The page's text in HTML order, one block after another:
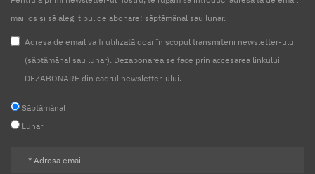
mai jos și să alegi tipul de abonare: săptămânal sau lunar.
Adresa de email va fi utilizată doar în scopul transmiterii newsletter-ului
(săptămânal sau lunar). Dezabonarea se face prin accesarea linkului
DEZABONARE din cadrul newsletter-ului.
Săptămânal
Lunar